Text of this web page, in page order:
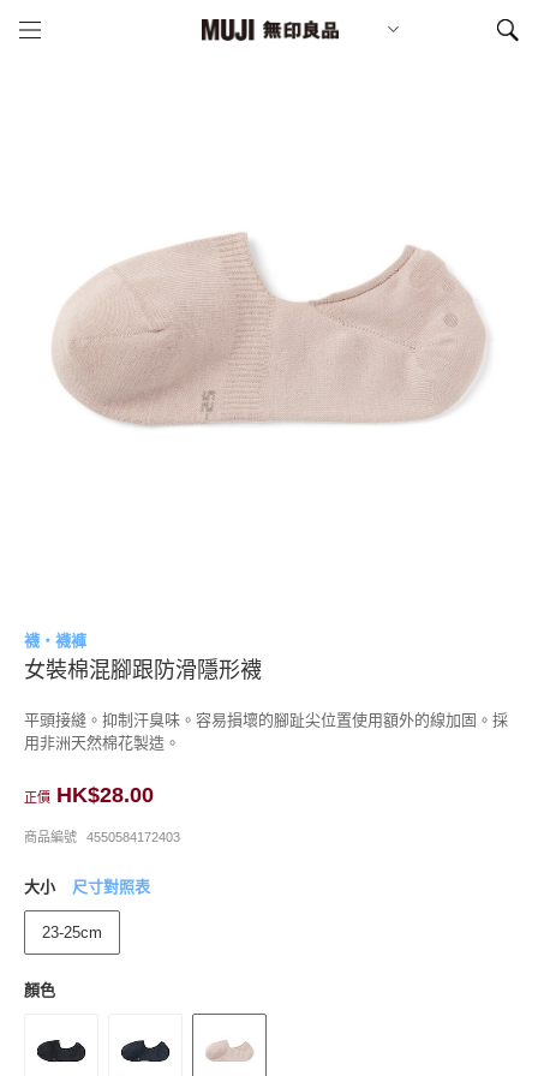
襪・襪褲
女裝棉混腳跟防滑隱形襪
平頭接縫。抑制汗臭味。容易損壞的腳趾尖位置使用額外的線加固。採
用非洲天然棉花製造。
正價 HK$28.00
商品編號 4550584172403
大小 尺寸對照表
23-25cm
顏色